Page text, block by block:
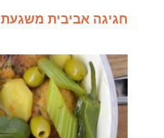
חגיגה אביבית משגעת